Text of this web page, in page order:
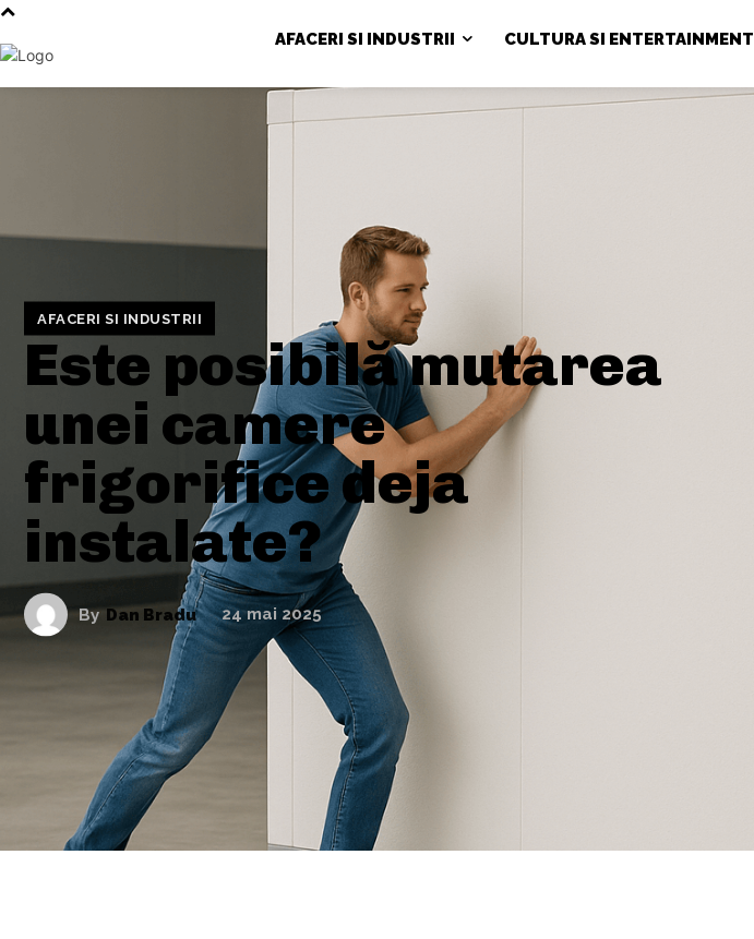
AFACERI SI INDUSTRII CULTURA SI ENTERTAINMENT
AFACERI SI INDUSTRII
Este posibilă mutarea
unei camere
frigorifice deja
instalate?
By Dan Bradu 24 mai 2025